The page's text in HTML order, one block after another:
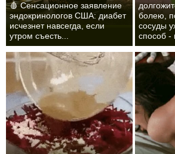
🩸 Сенсационное заявление
эндокринологов США: диабет
исчезнет навсегда, если
утром съесть...
болею,
сосуды
способ -